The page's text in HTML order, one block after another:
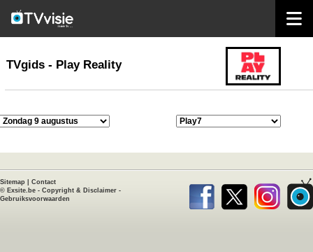
TVgids
TVgids - Play Reality
Sitemap
Contact
© Exsite.be - Copyright & Disclaimer -
Gebruiksvoorwaarden